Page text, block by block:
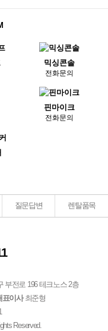
믹싱콘솔
전화문의
핀마이크
전화문의
질문답변 렌탈품목
부전로 196 테크노스 2층
표이사최준형
Reserved.